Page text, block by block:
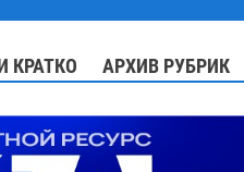
КРАТКО АРХИВ РУБРИК